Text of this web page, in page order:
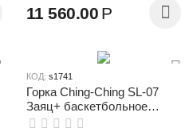
11 560.00 Р
КОД: s1741
Горка Ching-Ching SL-07
Заяц+ баскетбольное
кольцо